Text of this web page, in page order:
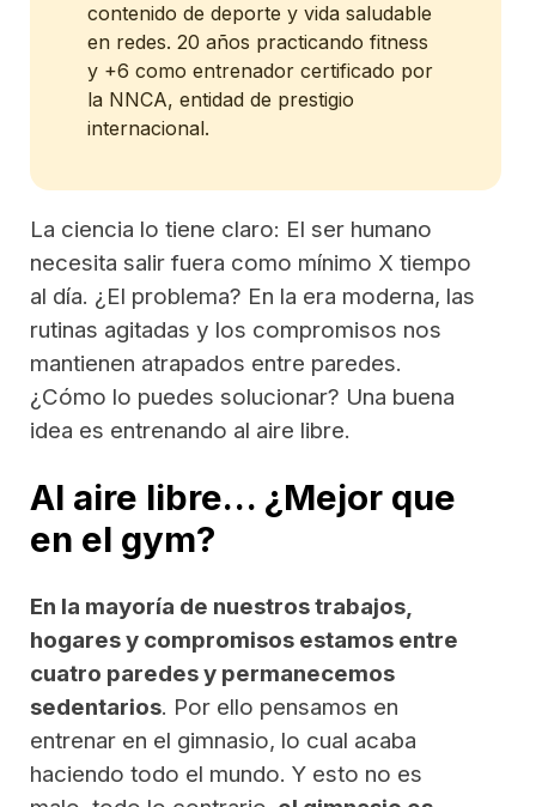
contenido de deporte y vida saludable
en redes. 20 años practicando fitness
y +6 como entrenador certificado por
la NNCA, entidad de prestigio
internacional.
La ciencia lo tiene claro: El ser humano
necesita salir fuera como mínimo X tiempo
al día. ¿El problema? En la era moderna, las
rutinas agitadas y los compromisos nos
mantienen atrapados entre paredes.
¿Cómo lo puedes solucionar? Una buena
idea es entrenando al aire libre.
Al aire libre… ¿Mejor que
en el gym?
En la mayoría de nuestros trabajos,
hogares y compromisos estamos entre
cuatro paredes y permanecemos
sedentarios. Por ello pensamos en
entrenar en el gimnasio, lo cual acaba
haciendo todo el mundo. Y esto no es